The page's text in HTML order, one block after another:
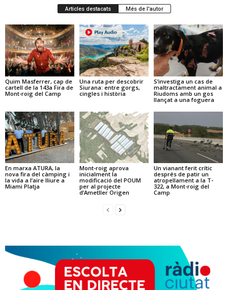
Articles destacats Més de l'autor
Quim Masferrer, cap de
cartell de la 143a Fira de
Mont-roig del Camp
Una ruta per descobrir
Siurana: entre gorgs,
cingles i història
S’investiga un cas de
maltractament animal a
Riudoms amb un gos
llançat a una foguera
En marxa ATURA, la
nova fira del càmping i
la vida a l’aire lliure a
Miami Platja
Mont-roig aprova
inicialment la
modificació del POUM
per al projecte
d’Ametller Origen
Un vianant ferit crític
després de patir un
atropellament a la T-
322, a Mont-roig del
Camp